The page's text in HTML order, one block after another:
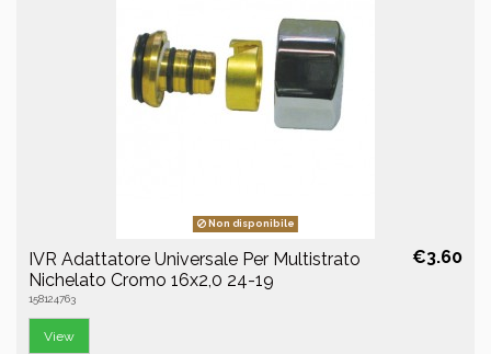
Non disponibile
IVR Adattatore Universale Per Multistrato
Nichelato Cromo 16x2,0 24-19
158124763
€3.60
View